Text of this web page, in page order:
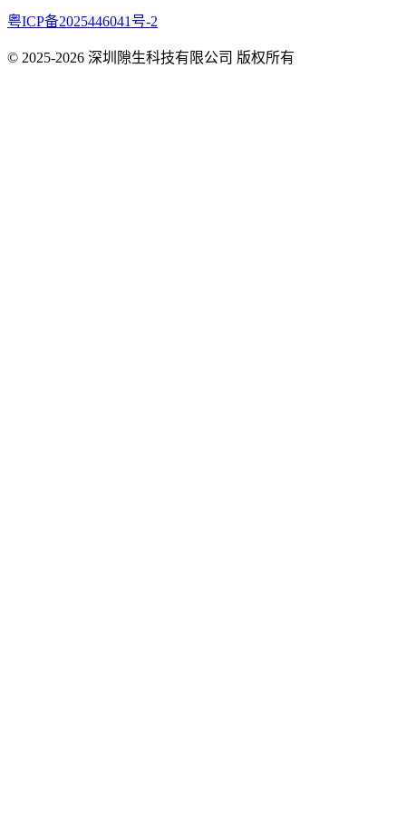
粤ICP备2025446041号-2
© 2025-2026 深圳隙生科技有限公司 版权所有